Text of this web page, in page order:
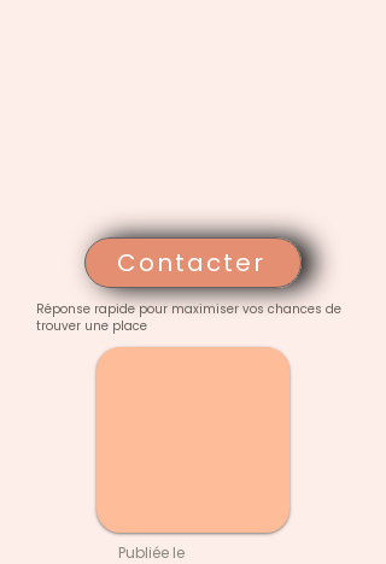
Contacter
Réponse rapide pour maximiser vos chances de
trouver une place
Publiée le